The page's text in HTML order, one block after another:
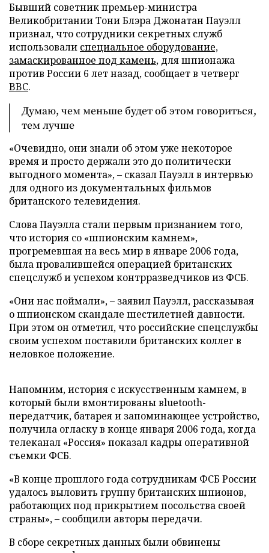
Бывший советник премьер-министра
Великобритании Тони Блэра Джонатан Пауэлл
признал, что сотрудники секретных служб
использовали специальное оборудование,
замаскированное под камень, для шпионажа
против России 6 лет назад, сообщает в четверг
BBC.
Думаю, чем меньше будет об этом говориться,
тем лучше
«Очевидно, они знали об этом уже некоторое
время и просто держали это до политически
выгодного момента», – сказал Пауэлл в интервью
для одного из документальных фильмов
британского телевидения.
Слова Пауэлла стали первым признанием того,
что история со «шпионским камнем»,
прогремевшая на весь мир в январе 2006 года,
была провалившейся операцией британских
спецслужб и успехом контрразведчиков из ФСБ.
«Они нас поймали», – заявил Пауэлл, рассказывая
о шпионском скандале шестилетней давности.
При этом он отметил, что российские спецслужбы
своим успехом поставили британских коллег в
неловкое положение.
Напомним, история с искусственным камнем, в
который были вмонтированы вluetooth-
передатчик, батарея и запоминающее устройство,
получила огласку в конце января 2006 года, когда
телеканал «Россия» показал кадры оперативной
съемки ФСБ.
«В конце прошлого года сотрудникам ФСБ России
удалось выловить группу британских шпионов,
работающих под прикрытием посольства своей
страны», – сообщили авторы передачи.
В сборе секретных данных были обвинены